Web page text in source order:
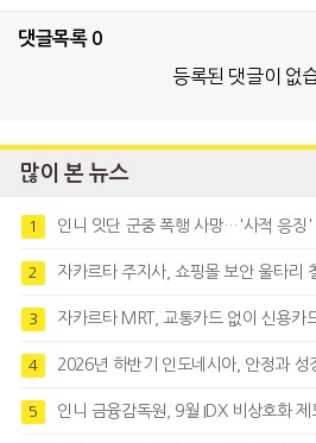
댓글목록 0
등록된 댓글이 없
많이 본 뉴스
1 인니 잇단 군중 폭행 사망…'사적 응징'
2 자카르타 주지사, 쇼핑몰 보안 울타리
3 자카르타 MRT, 교통카드 없이 신용카
4 2026년 하반기 인도네시아, 안정과 성
5 인니 금융감독원, 9월 IDX 비상호화 제